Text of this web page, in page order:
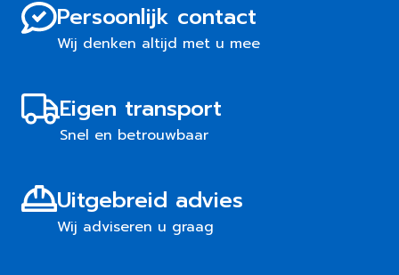
Persoonlijk contact
Wij denken altijd met u mee
Eigen transport
Snel en betrouwbaar
Uitgebreid advies
Wij adviseren u graag